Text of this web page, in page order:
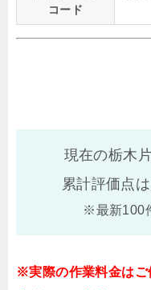
コード
現在の栃木
累計評価点は
※最新100
※実際の作業料金はご